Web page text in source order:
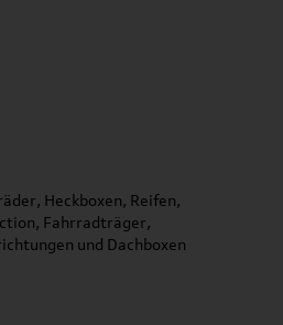
Heckboxen, Reifen,
Fahrradträger,
und Dachboxen